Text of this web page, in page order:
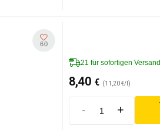
60
21 für sofortigen Versand
8,40 € (11,20 €/l)
- +